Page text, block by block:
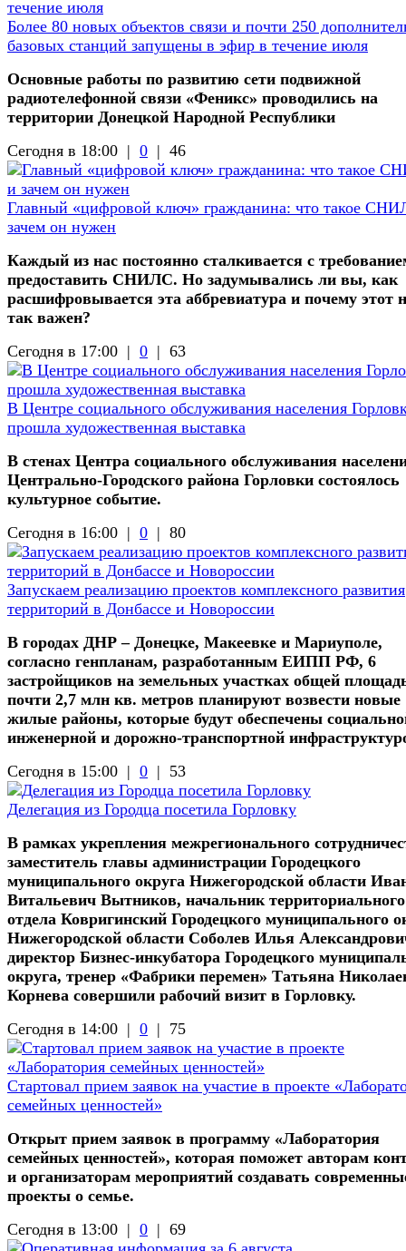
Более 80 новых объектов связи и почти 250
базовых станций запущены в эфир в течение июля
Основные работы по развитию сети подвижной
радиотелефонной связи «Феникс» проводились на
территории Донецкой Народной Республики
Сегодня в 18:00 | 0 | 46
Главный «цифровой ключ» гражданина: что такое
зачем он нужен
Каждый из нас постоянно сталкивается с
предоставить СНИЛС. Но задумывались ли вы, как
расшифровывается эта аббревиатура и почему этот
так важен?
Сегодня в 17:00 | 0 | 63
В Центре социального обслуживания населения
прошла художественная выставка
В стенах Центра социального обслуживания
Центрально-Городского района Горловки состоялось
культурное событие.
Сегодня в 16:00 | 0 | 80
Запускаем реализацию проектов комплексного развития
территорий в Донбассе и Новороссии
В городах ДНР – Донецке, Макеевке и Мариуполе,
согласно генпланам, разработанным ЕИПП РФ, 6
застройщиков на земельных участках общей
почти 2,7 млн кв. метров планируют возвести новые
жилые районы, которые будут обеспечены
инженерной и дорожно-транспортной
Сегодня в 15:00 | 0 | 53
Делегация из Городца посетила Горловку
В рамках укрепления межрегионального
заместитель главы администрации Городецкого
муниципального округа Нижегородской области
Витальевич Вытников, начальник территориального
отдела Ковригинский Городецкого муниципального
Нижегородской области Соболев Илья
директор Бизнес-инкубатора Городецкого
округа, тренер «Фабрики перемен» Татьяна
Корнева совершили рабочий визит в Горловку.
Сегодня в 14:00 | 0 | 75
Стартовал прием заявок на участие в проекте
семейных ценностей»
Открыт прием заявок в программу «Лаборатория
семейных ценностей», которая поможет авторам
и организаторам мероприятий создавать
проекты о семье.
Сегодня в 13:00 | 0 | 69